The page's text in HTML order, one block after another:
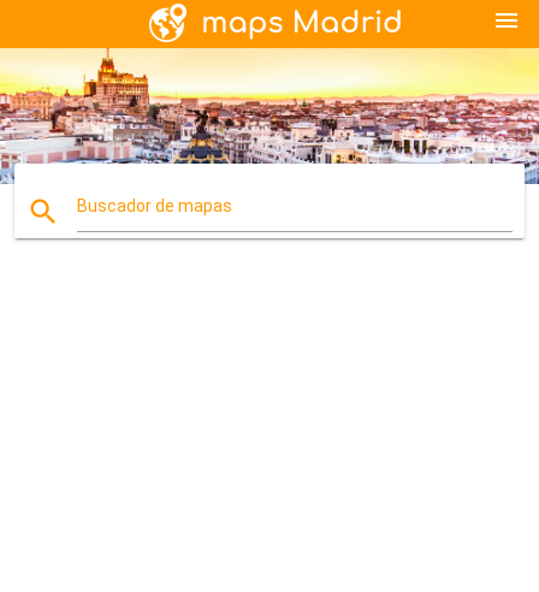
menu
search Buscador de mapas